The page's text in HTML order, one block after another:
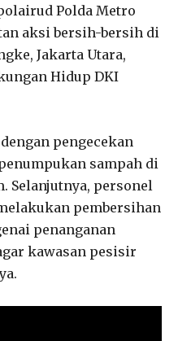
Polda Metro
aksi bersih-bersih di
Jakarta Utara,
Hidup DKI
pengecekan
sampah di
Selanjutnya, personel
pembersihan
penanganan
kawasan pesisir